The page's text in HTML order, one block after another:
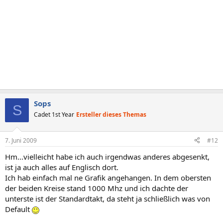
S Sops
Cadet 1st Year Ersteller dieses Themas
7. Juni 2009 #12
Hm...vielleicht habe ich auch irgendwas anderes abgesenkt,
ist ja auch alles auf Englisch dort.
Ich hab einfach mal ne Grafik angehangen. In dem obersten
der beiden Kreise stand 1000 Mhz und ich dachte der
unterste ist der Standardtakt, da steht ja schließlich was von
Default